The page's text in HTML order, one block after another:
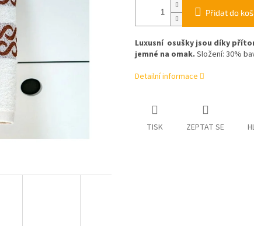
Přidat do
Luxusní osušky jsou díky
jemné na omak. Složení: 30%
Detailní informace
TISK ZEPTAT SE